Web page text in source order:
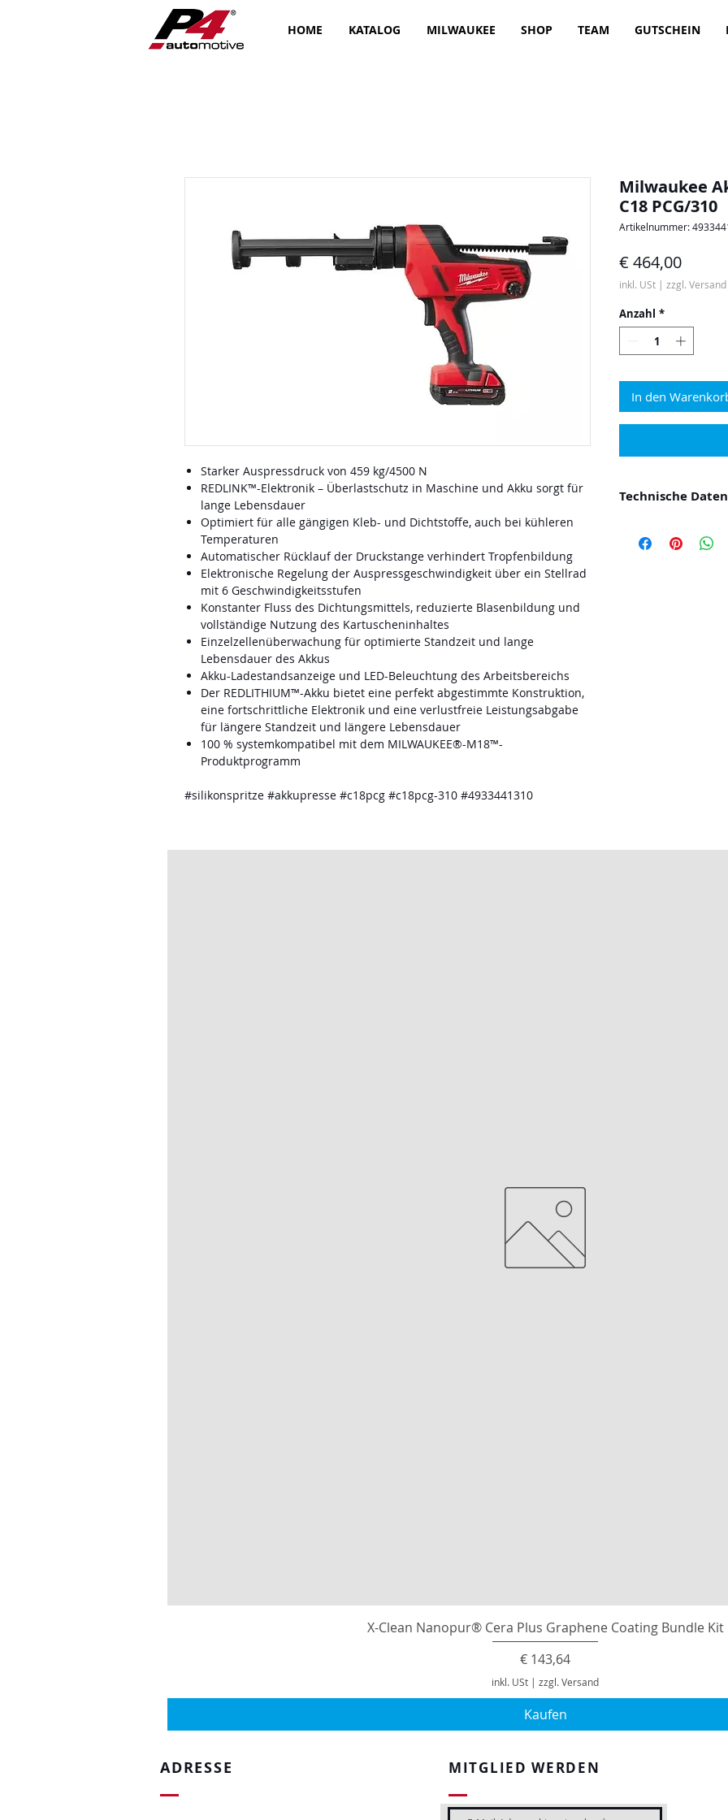
HOME KATALOG MILWAUKEE SHOP TEAM GUTSCHEIN
Starker Auspressdruck von 459 kg/4500 N
REDLINK™-Elektronik – Überlastschutz in Maschine und Akku sorgt für
lange Lebensdauer
Optimiert für alle gängigen Kleb- und Dichtstoffe, auch bei kühleren
Temperaturen
Automatischer Rücklauf der Druckstange verhindert Tropfenbildung
Elektronische Regelung der Auspressgeschwindigkeit über ein Stellrad
mit 6 Geschwindigkeitsstufen
Konstanter Fluss des Dichtungsmittels, reduzierte Blasenbildung und
vollständige Nutzung des Kartuscheninhaltes
Einzelzellenüberwachung für optimierte Standzeit und lange
Lebensdauer des Akkus
Akku-Ladestandsanzeige und LED-Beleuchtung des Arbeitsbereichs
Der REDLITHIUM™-Akku bietet eine perfekt abgestimmte Konstruktion,
eine fortschrittliche Elektronik und eine verlustfreie Leistungsabgabe
für längere Standzeit und längere Lebensdauer
100 % systemkompatibel mit dem MILWAUKEE®-M18™-
Produktprogramm
#silikonspritze #akkupresse #c18pcg #c18pcg-310 #4933441310
Milwaukee
C18 PCG/310
Artikelnummer:
€ 464,00Preis
inkl. USt | zzgl. Versand
Anzahl *
In den
Technische Daten
X-Clean Nanopur® Cera Plus Graphene Coating Bundle Kit
Preis
€ 143,64
inkl. USt | zzgl. Versand
Kaufen
ADRESSE MITGLIED WERDEN